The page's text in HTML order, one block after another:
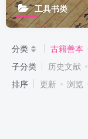
工具书类
分类 古籍善本
子分类
历史文献
排序
更新 浏览